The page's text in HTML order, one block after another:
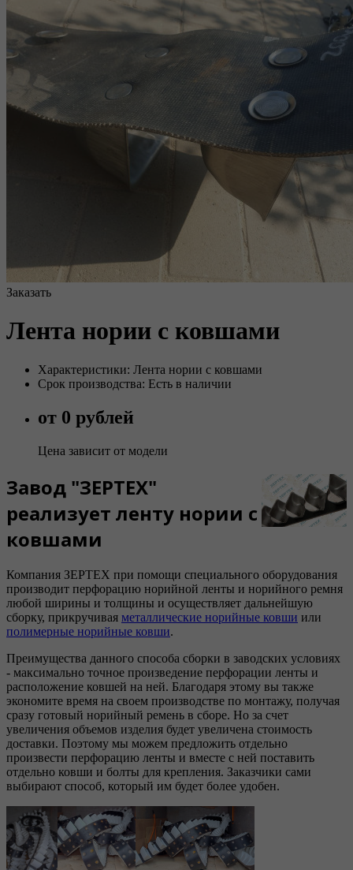
Заказать
Лента нории с ковшами
Характеристики: Лента нории с ковшами
Срок производства: Есть в наличии
от 0 рублей
Цена зависит от модели
Завод "ЗЕРТЕХ"
реализует ленту нории с
ковшами
Компания ЗЕРТЕХ при помощи специального оборудования
производит перфорацию норийной ленты и норийного ремня
любой ширины и толщины и осуществляет дальнейшую
сборку, прикручивая металлические норийные ковши или
полимерные норийные ковши.
Преимущества данного способа сборки в заводских условиях
- максимально точное произведение перфорации ленты и
расположение ковшей на ней. Благодаря этому вы также
экономите время на своем производстве по монтажу, получая
сразу готовый норийный ремень в сборе. Но за счет
увеличения объемов изделия будет увеличена стоимость
доставки. Поэтому мы можем предложить отдельно
произвести перфорацию ленты и вместе с ней поставить
отдельно ковши и болты для крепления. Заказчики сами
выбирают способ, который им будет более удобен.